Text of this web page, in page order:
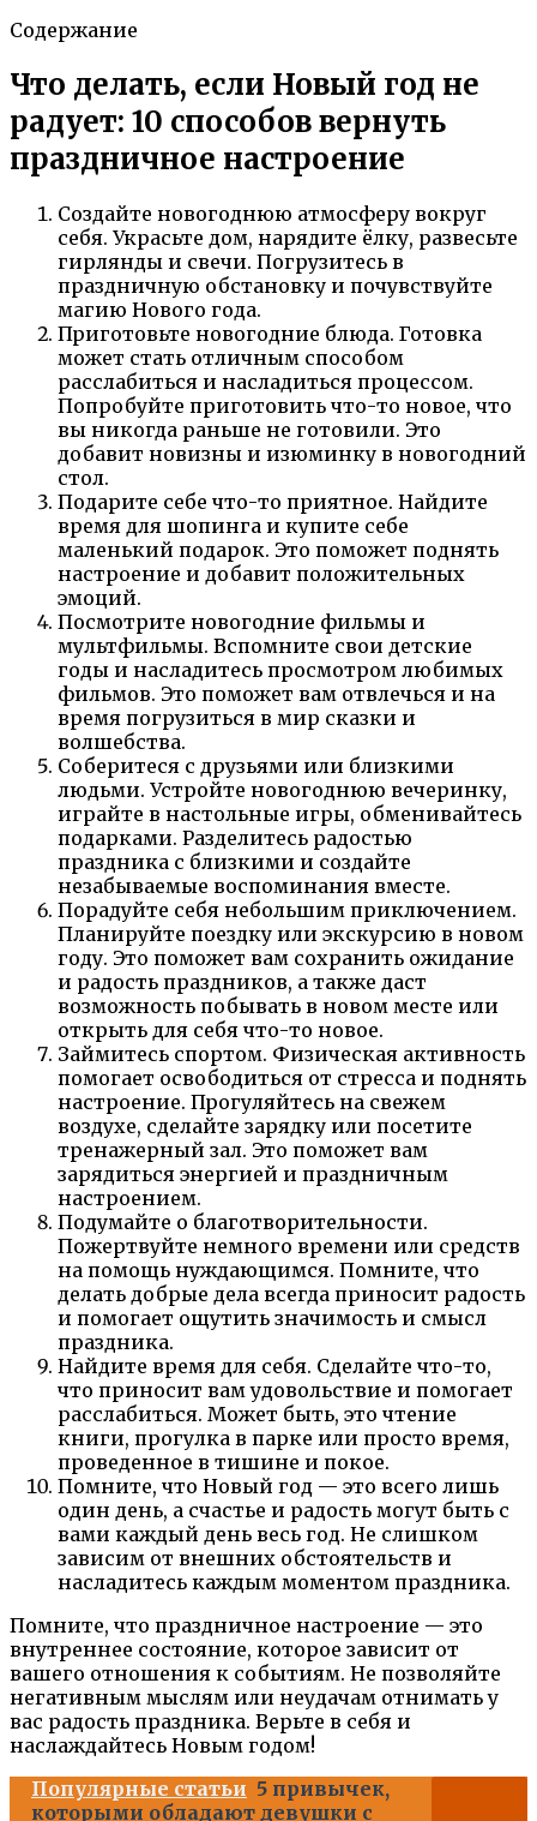
Содержание
Что делать, если Новый год не
радует: 10 способов вернуть
праздничное настроение
Создайте новогоднюю атмосферу вокруг
себя. Украсьте дом, нарядите ёлку, развесьте
гирлянды и свечи. Погрузитесь в
праздничную обстановку и почувствуйте
магию Нового года.
Приготовьте новогодние блюда. Готовка
может стать отличным способом
расслабиться и насладиться процессом.
Попробуйте приготовить что-то новое, что
вы никогда раньше не готовили. Это
добавит новизны и изюминку в новогодний
стол.
Подарите себе что-то приятное. Найдите
время для шопинга и купите себе
маленький подарок. Это поможет поднять
настроение и добавит положительных
эмоций.
Посмотрите новогодние фильмы и
мультфильмы. Вспомните свои детские
годы и насладитесь просмотром любимых
фильмов. Это поможет вам отвлечься и на
время погрузиться в мир сказки и
волшебства.
Соберитеся с друзьями или близкими
людьми. Устройте новогоднюю вечеринку,
играйте в настольные игры, обменивайтесь
подарками. Разделитесь радостью
праздника с близкими и создайте
незабываемые воспоминания вместе.
Порадуйте себя небольшим приключением.
Планируйте поездку или экскурсию в новом
году. Это поможет вам сохранить ожидание
и радость праздников, а также даст
возможность побывать в новом месте или
открыть для себя что-то новое.
Займитесь спортом. Физическая активность
помогает освободиться от стресса и поднять
настроение. Прогуляйтесь на свежем
воздухе, сделайте зарядку или посетите
тренажерный зал. Это поможет вам
зарядиться энергией и праздничным
настроением.
Подумайте о благотворительности.
Пожертвуйте немного времени или средств
на помощь нуждающимся. Помните, что
делать добрые дела всегда приносит радость
и помогает ощутить значимость и смысл
праздника.
Найдите время для себя. Сделайте что-то,
что приносит вам удовольствие и помогает
расслабиться. Может быть, это чтение
книги, прогулка в парке или просто время,
проведенное в тишине и покое.
Помните, что Новый год — это всего лишь
один день, а счастье и радость могут быть с
вами каждый день весь год. Не слишком
зависим от внешних обстоятельств и
насладитесь каждым моментом праздника.
Помните, что праздничное настроение — это
внутреннее состояние, которое зависит от
вашего отношения к событиям. Не позволяйте
негативным мыслям или неудачам отнимать у
вас радость праздника. Верьте в себя и
наслаждайтесь Новым годом!
Популярные статьи 5 привычек,
которыми обладают девушки с